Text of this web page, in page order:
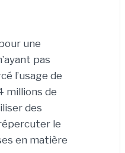
une
pas
l’usage de
millions de
des
le
en matière